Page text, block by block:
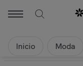
Inicio Moda